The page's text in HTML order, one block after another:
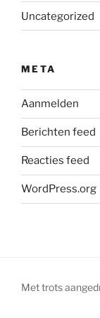
Uncategorized
META
Aanmelden
Berichten feed
Reacties feed
WordPress.org
Met trots